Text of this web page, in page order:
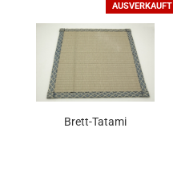
AUSVERKAUFT
Brett-Tatami